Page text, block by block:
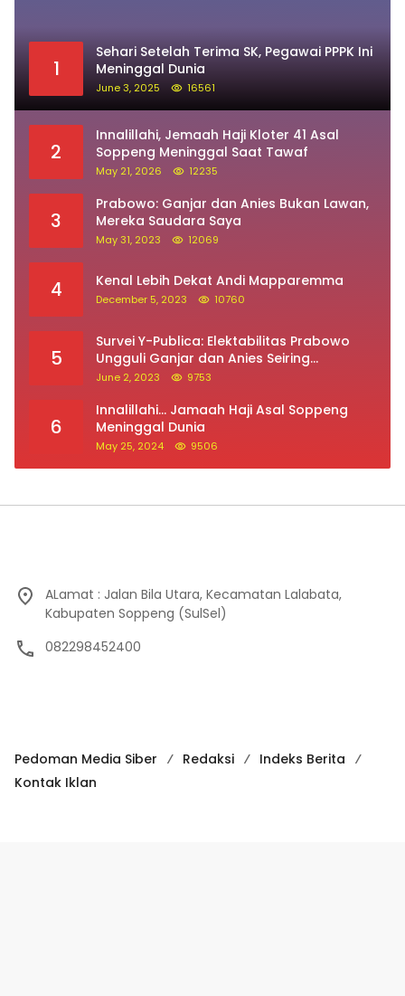
1
Sehari Setelah Terima SK, Pegawai PPPK Ini
Meninggal Dunia
June 3, 2025 16561
2
Innalillahi, Jemaah Haji Kloter 41 Asal
Soppeng Meninggal Saat Tawaf
May 21, 2026 12235
3
Prabowo: Ganjar dan Anies Bukan Lawan,
Mereka Saudara Saya
May 31, 2023 12069
4 Kenal Lebih Dekat Andi Mapparemma
December 5, 2023 10760
5
Survei Y-Publica: Elektabilitas Prabowo
Ungguli Ganjar dan Anies Seiring
Kepuasan Terhadap Jokowi Naik
June 2, 2023 9753
6
Innalillahi… Jamaah Haji Asal Soppeng
Meninggal Dunia
May 25, 2024 9506
ALamat : Jalan Bila Utara, Kecamatan Lalabata,
Kabupaten Soppeng (SulSel)
082298452400
Pedoman Media Siber Redaksi
Indeks Berita
Kontak Iklan